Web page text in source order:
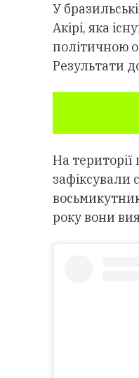
У
Акірі, яка
політичною
Результати
На території
зафіксували
року вони